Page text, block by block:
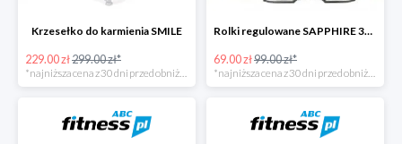
Krzesełko do karmienia SMILE
229.00 zł299.00 zł*
Rolki regulowane SAPPHIRE 3W1 IQ4
69.00 zł99.00 zł*